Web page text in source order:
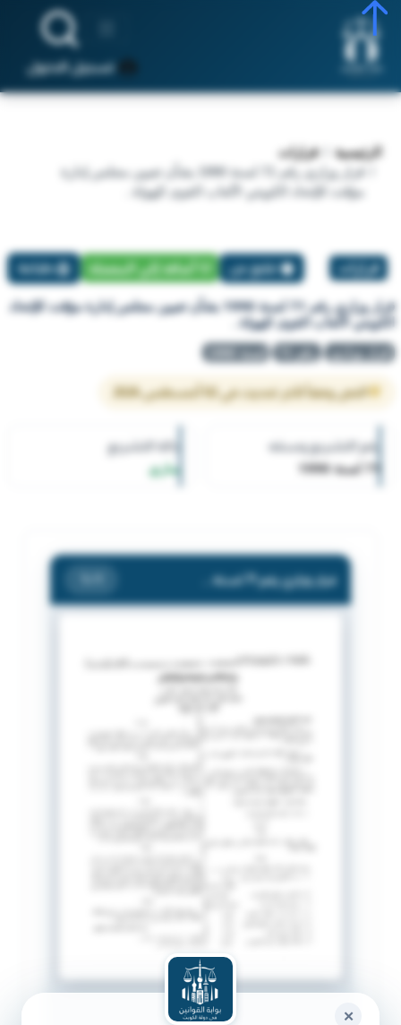
تسجيل الدخول
الرئيسية
قرارات
قرار وزاري رقم 71 لسنة 1990 بشأن تعيين مجلس إدارة
مؤقت للإتحاد الكويتي لألعاب القوى للهواة .
قرارات تبليغ عن أضافة إلي المفضلة طباعة
قرار وزاري رقم 71 لسنة 1990 بشأن تعيين مجلس إدارة مؤقت للإتحاد
الكويتي لألعاب القوى للهواة .
قرار وزاري رقم 71 لسنة 1990
النص وفقاً لآخر تحديث في 02 أغسطس 2026
رقم التشريع وسنته
71 لسنة 1990
حالة التشريع
ساري
✕